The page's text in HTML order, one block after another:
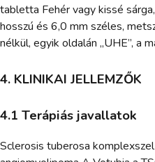
tabletta Fehér vagy kissé
hosszú és 6,0 mm széles,
nélkül, egyik oldalán „UHE”, a
4. KLINIKAI JELLEMZŐK
4.1 Terápiás javallatok
Sclerosis tuberosa